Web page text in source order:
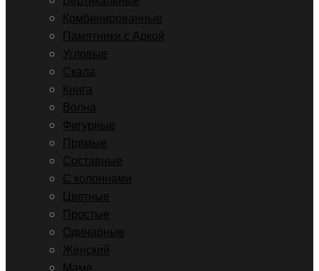
Комбинированные
Памятники с Аркой
Угловые
Скала
Книга
Волна
Фигурные
Прямые
Составные
С колоннами
Цветные
Простые
Одинарные
Женский